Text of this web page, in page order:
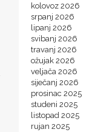
kolovoz 2026
srpanj 2026
lipanj 2026
svibanj 2026
travanj 2026
ožujak 2026
veljača 2026
siječanj 2026
prosinac 2025
studeni 2025
listopad 2025
rujan 2025